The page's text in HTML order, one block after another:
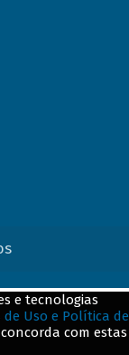
e tecnologias
de Uso e Política de
com estas